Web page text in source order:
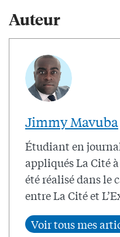
Auteur
Jimmy Mavuba
Étudiant en
appliqués La Cité
été réalisé dans le
entre La Cité et